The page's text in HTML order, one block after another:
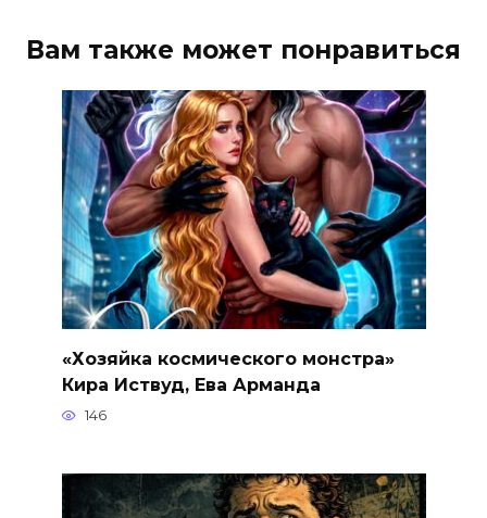
Вам также может понравиться
«Хозяйка космического монстра»
Кира Иствуд, Ева Арманда
146